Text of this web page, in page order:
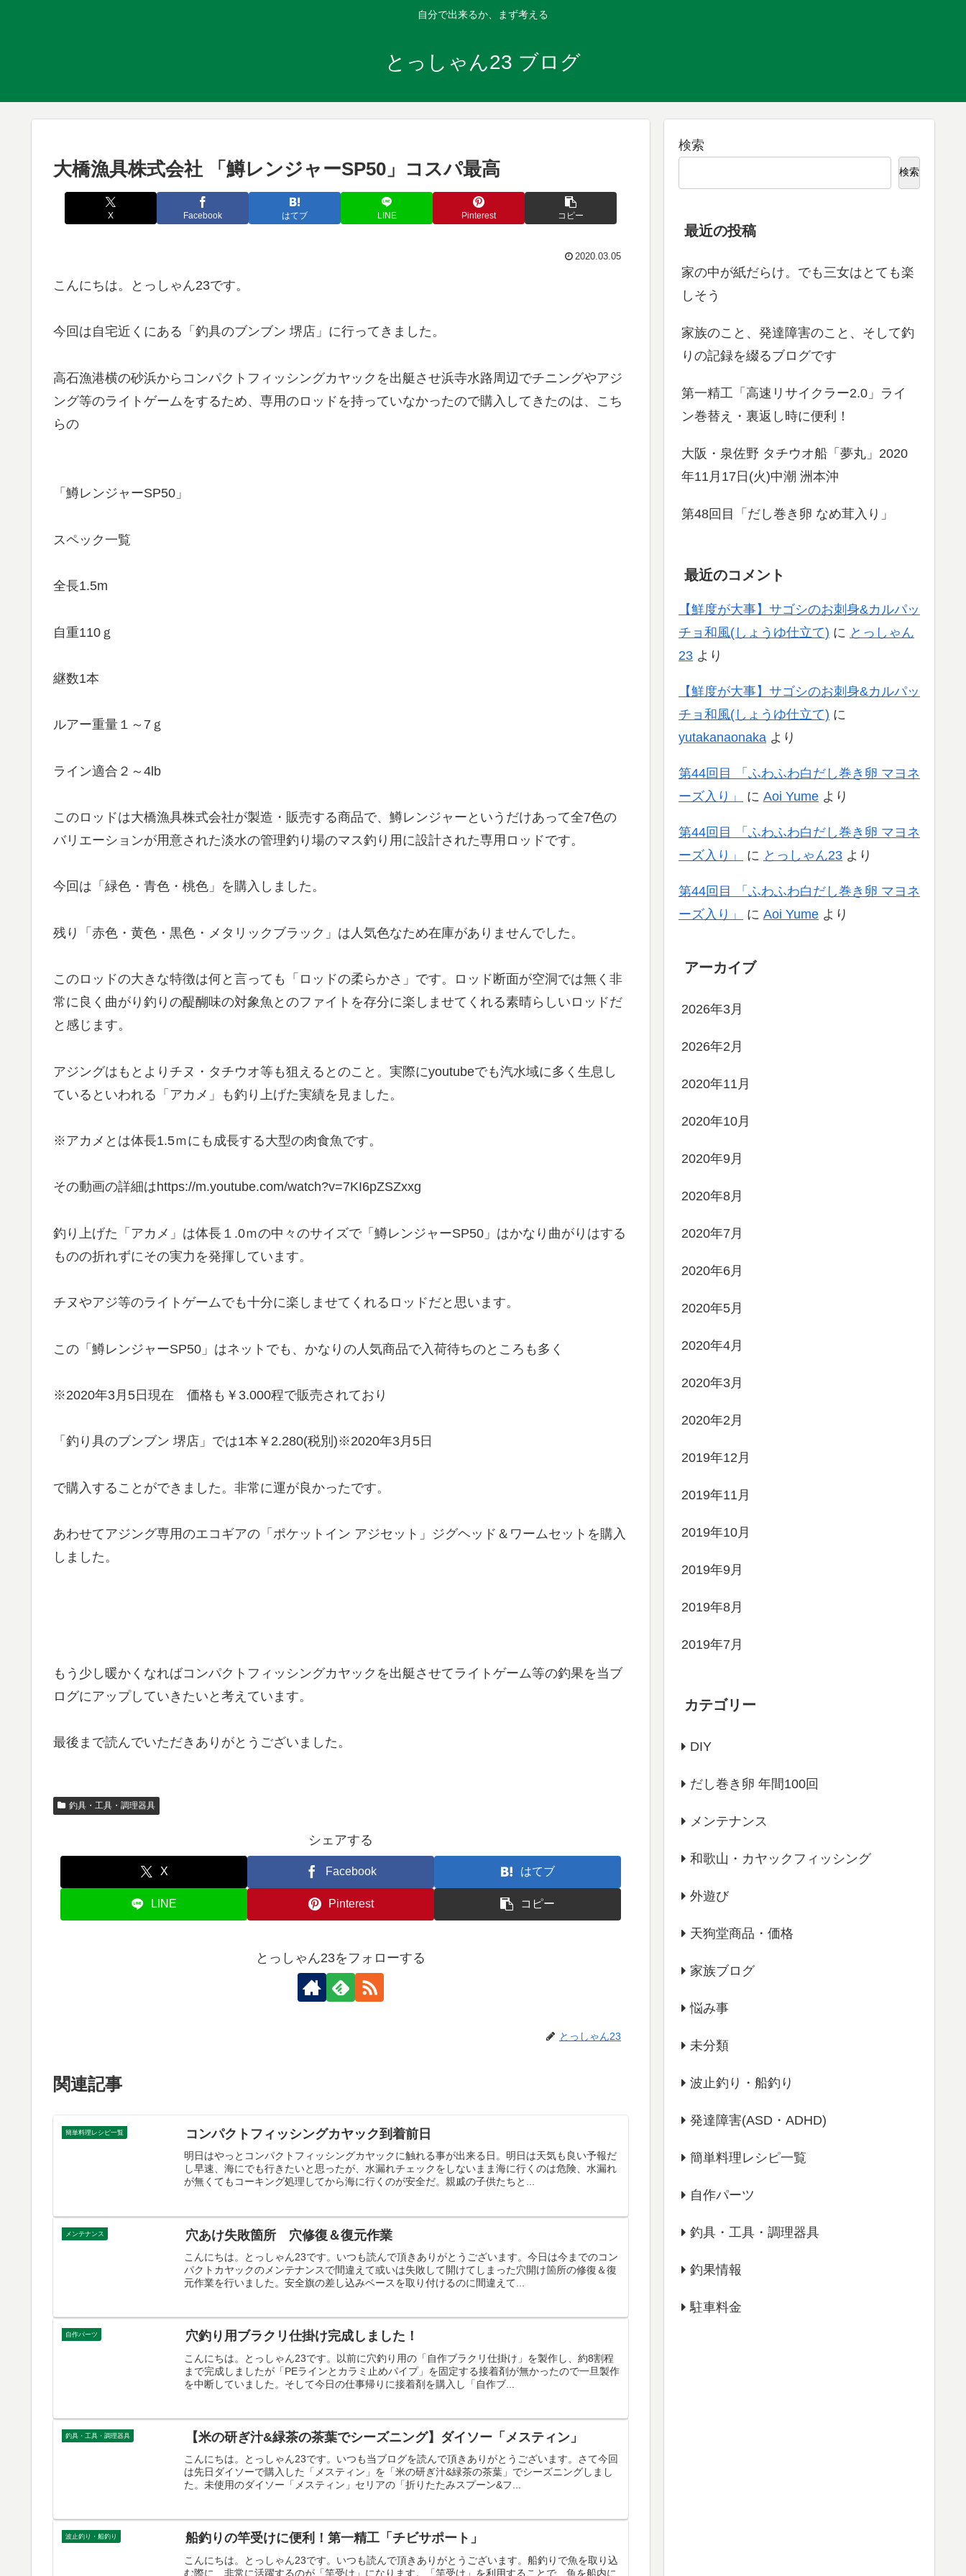
自分で出来るか、まず考える
とっしゃん23 ブログ
大橋漁具株式会社 「鱒レンジャーSP50」コスパ最高
X Facebook はてブ LINE Pinterest コピー
2020.03.05
こんにちは。とっしゃん23です。
今回は自宅近くにある「釣具のブンブン 堺店」に行ってきました。
高石漁港横の砂浜からコンパクトフィッシングカヤックを出艇させ浜寺水路周辺でチニングやアジ
ング等のライトゲームをするため、専用のロッドを持っていなかったので購入してきたのは、こち
らの
「鱒レンジャーSP50」
スペック一覧
全長1.5m
自重110ｇ
継数1本
ルアー重量１～7ｇ
ライン適合２～4lb
このロッドは大橋漁具株式会社が製造・販売する商品で、鱒レンジャーというだけあって全7色の
バリエーションが用意された淡水の管理釣り場のマス釣り用に設計された専用ロッドです。
今回は「緑色・青色・桃色」を購入しました。
残り「赤色・黄色・黒色・メタリックブラック」は人気色なため在庫がありませんでした。
このロッドの大きな特徴は何と言っても「ロッドの柔らかさ」です。ロッド断面が空洞では無く非
常に良く曲がり釣りの醍醐味の対象魚とのファイトを存分に楽しませてくれる素晴らしいロッドだ
と感じます。
アジングはもとよりチヌ・タチウオ等も狙えるとのこと。実際にyoutubeでも汽水域に多く生息し
ているといわれる「アカメ」も釣り上げた実績を見ました。
※アカメとは体長1.5ｍにも成長する大型の肉食魚です。
その動画の詳細はhttps://m.youtube.com/watch?v=7KI6pZSZxxg
釣り上げた「アカメ」は体長１.0ｍの中々のサイズで「鱒レンジャーSP50」はかなり曲がりはする
ものの折れずにその実力を発揮しています。
チヌやアジ等のライトゲームでも十分に楽しませてくれるロッドだと思います。
この「鱒レンジャーSP50」はネットでも、かなりの人気商品で入荷待ちのところも多く
※2020年3月5日現在 価格も￥3.000程で販売されており
「釣り具のブンブン 堺店」では1本￥2.280(税別)※2020年3月5日
で購入することができました。非常に運が良かったです。
あわせてアジング専用のエコギアの「ポケットイン アジセット」ジグヘッド＆ワームセットを購入
しました。
もう少し暖かくなればコンパクトフィッシングカヤックを出艇させてライトゲーム等の釣果を当ブ
ログにアップしていきたいと考えています。
最後まで読んでいただきありがとうございました。
釣具・工具・調理器具
シェアする
X Facebook はてブ
LINE Pinterest コピー
とっしゃん23をフォローする
とっしゃん23
関連記事
簡単料理レシピ一覧 コンパクトフィッシングカヤック到着前日
明日はやっとコンパクトフィッシングカヤックに触れる事が出来る日。明日は天気も良い予報だ
し早速、海にでも行きたいと思ったが、水漏れチェックをしないまま海に行くのは危険、水漏れ
が無くてもコーキング処理してから海に行くのが安全だ。親戚の子供たちと...
メンテナンス 穴あけ失敗箇所 穴修復＆復元作業
こんにちは。とっしゃん23です。いつも読んで頂きありがとうございます。今日は今までのコン
パクトカヤックのメンテナンスで間違えて或いは失敗して開けてしまった穴開け箇所の修復＆復
元作業を行いました。安全旗の差し込みベースを取り付けるのに間違えて...
自作パーツ 穴釣り用ブラクリ仕掛け完成しました！
こんにちは。とっしゃん23です。以前に穴釣り用の「自作ブラクリ仕掛け」を製作し、約8割程
まで完成しましたが「PEラインとカラミ止めパイプ」を固定する接着剤が無かったので一旦製作
を中断していました。そして今日の仕事帰りに接着剤を購入し「自作ブ...
釣具・工具・調理器具 【米の研ぎ汁&緑茶の茶葉でシーズニング】ダイソー「メスティン」
こんにちは。とっしゃん23です。いつも当ブログを読んで頂きありがとうございます。さて今回
は先日ダイソーで購入した「メスティン」を「米の研ぎ汁&緑茶の茶葉」でシーズニングしまし
た。未使用のダイソー「メスティン」セリアの「折りたたみスプーン&フ...
波止釣り・船釣り 船釣りの竿受けに便利！第一精工「チビサポート」
こんにちは。とっしゃん23です。いつも読んで頂きありがとうございます。船釣りで魚を取り込
む際に、非常に活躍するのが「竿受け」になります。「竿受け」を利用することで、魚を船内に
検索
検索
最近の投稿
家の中が紙だらけ。でも三女はとても楽
しそう
家族のこと、発達障害のこと、そして釣
りの記録を綴るブログです
第一精工「高速リサイクラー2.0」ライ
ン巻替え・裏返し時に便利！
大阪・泉佐野 タチウオ船「夢丸」2020
年11月17日(火)中潮 洲本沖
第48回目「だし巻き卵 なめ茸入り」
最近のコメント
【鮮度が大事】サゴシのお刺身&カルパッ
チョ和風(しょうゆ仕立て) に とっしゃん
23 より
【鮮度が大事】サゴシのお刺身&カルパッ
チョ和風(しょうゆ仕立て) に
yutakanaonaka より
第44回目 「ふわふわ白だし巻き卵 マヨネ
ーズ入り」
に Aoi Yume より
第44回目 「ふわふわ白だし巻き卵 マヨネ
ーズ入り」
に とっしゃん23 より
第44回目 「ふわふわ白だし巻き卵 マヨネ
ーズ入り」
に Aoi Yume より
アーカイブ
2026年3月
2026年2月
2020年11月
2020年10月
2020年9月
2020年8月
2020年7月
2020年6月
2020年5月
2020年4月
2020年3月
2020年2月
2019年12月
2019年11月
2019年10月
2019年9月
2019年8月
2019年7月
カテゴリー
DIY
だし巻き卵 年間100回
メンテナンス
和歌山・カヤックフィッシング
外遊び
天狗堂商品・価格
家族ブログ
悩み事
未分類
波止釣り・船釣り
発達障害(ASD・ADHD)
簡単料理レシピ一覧
自作パーツ
釣具・工具・調理器具
釣果情報
駐車料金